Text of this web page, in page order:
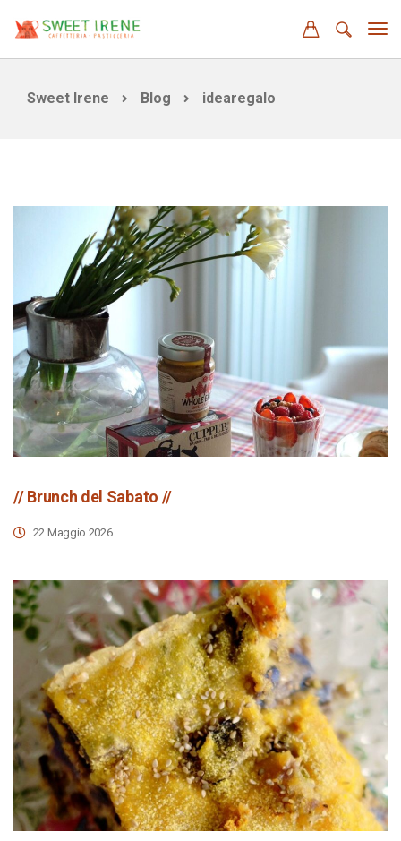
Sweet Irene Blog idearegalo
// Brunch del Sabato //
22 Maggio 2026